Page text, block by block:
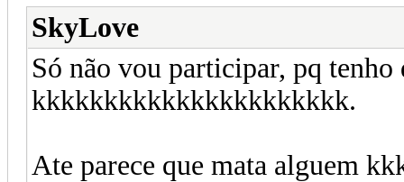
SkyLove
Só não vou participar, pq tenho
kkkkkkkkkkkkkkkkkkkkkk.
Ate parece que mata alguem